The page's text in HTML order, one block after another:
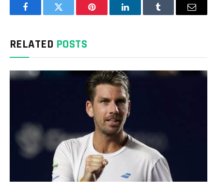
FacebookTwitter Pinterest LinkedInTumblr Email
RELATED POSTS